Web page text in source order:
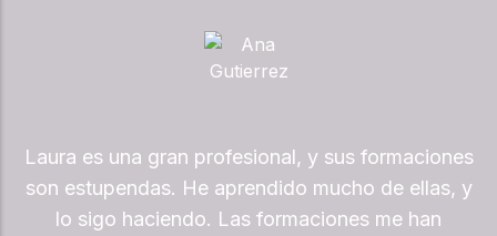
Laura es una gran profesional, y sus formaciones
son estupendas. He aprendido mucho de ellas, y
lo sigo haciendo. Las formaciones me han